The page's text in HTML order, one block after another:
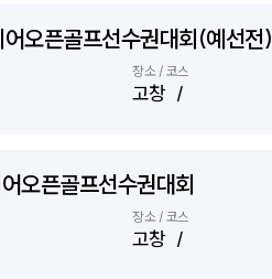
오픈골프선수권대회(예선전)
장소 / 코스
고창 /
오픈골프선수권대회
장소 / 코스
고창 /